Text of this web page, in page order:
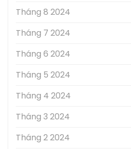
Tháng 8 2024
Tháng 7 2024
Tháng 6 2024
Tháng 5 2024
Tháng 4 2024
Tháng 3 2024
Tháng 2 2024